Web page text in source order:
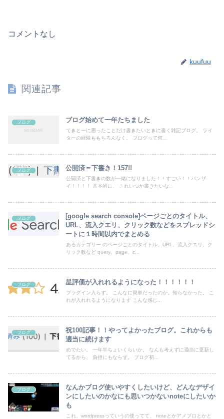
コメントなし
kuufuu
関連記事
ブログ ブログ始めて一年たちました
てきとーに思ったことだけ書きたいときに書く雑記ブログ。 ライ
ターの経験ももちろんなく。 ブログって何...
ブログ 公開済＝下書き！157!!
公開済と下書きの数が一緒になりました！！すごい！！バンザ
イ！！！！ 基本的に、 これいつか書きたいな...
ブログ
[google search console]ページごとのタイトル、
URL、流入クエリ、クリック数などをスプレッドシ
ートに１時間以内でまとめる
あるカテゴリー のページごとのタイトル、URL、流入クエリ、ク
リック数など query、page、c...
ブログ 星評価が入れれるようになった！！！！！！
プラグイン入らず。 こんなに簡単だったのか。知らなかった。 こ
れが入れれるようになります こんな感じ...
ブログ
祝100記事！！やってよかったブログ。これからも
適当に続けます
めでたい。 一年半ちょいくらいか。 なんも考えずに適当に更新し
てるから、 負担にもならず。 ブログ初...
ブログ
なんかブログ使いやすくしたいけど、どんなデザイ
ンにしたいのかなにも思いつかないnoteにしたいか
も
これ、wordpressっていうの使ってて、 noteとかアメブロとかと